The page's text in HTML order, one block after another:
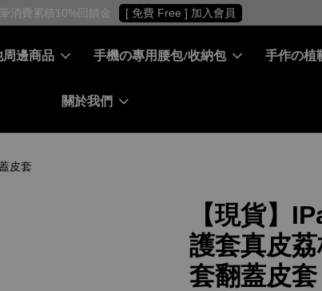
消費累積10%回饋金 [ 免費 Free ] 加入會員
邊商品 手機の專用腰包/收納包 手作の植
關於我們
皮套
【現貨】
護套真皮
套翻蓋皮套